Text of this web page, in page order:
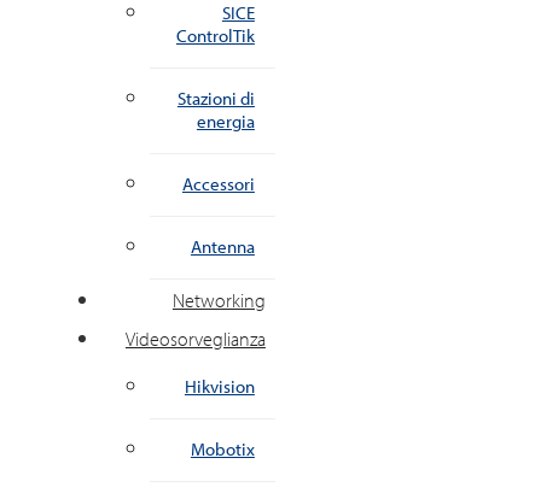
SICE
ControlTik
Stazioni di
energia
Accessori
Antenna
Networking
Videosorveglianza
Hikvision
Mobotix